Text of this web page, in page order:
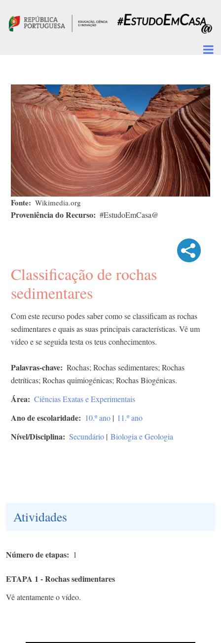
Fonte Wikimedia.org
Proveniência do Recurso #EstudoEmCasa@
Classificação de rochas
sedimentares
Com este recurso podes saber como se classificam as rochas
sedimentares e quais as suas principais características. Vê um
vídeo e se seguida testa os teus conhecimentos.
Palavras-chave
Rochas; Rochas sedimentares; Rochas
detríticas; Rochas quimiogénicas; Rochas Biogénicas.
Área Ciências Exatas e Experimentais
Ano de escolaridade 10.º ano | 11.º ano
Nível/Disciplina Secundário | Biologia e Geologia
Atividades
Número de etapas 1
ETAPA 1 - Rochas sedimentares
Vê atentamente o vídeo.